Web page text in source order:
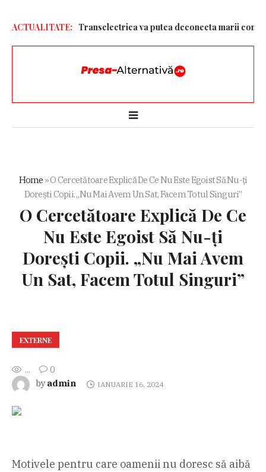
ACTUALITATE:
ploaie. Transelectrica va putea deconecta marii
Home »O Cercetătoare Explică De Ce Nu Este Egoist Să Nu-ți
Dorești Copii. „Nu Mai Avem Un Sat, Facem Totul Singuri”
O Cercetătoare Explică De Ce
Nu Este Egoist Să Nu-ți
Dorești Copii. „Nu Mai Avem
Un Sat, Facem Totul Singuri”
EXTERNE
...
0
by admin IANUARIE 16, 2024
Motivele pentru care oamenii nu doresc să aibă